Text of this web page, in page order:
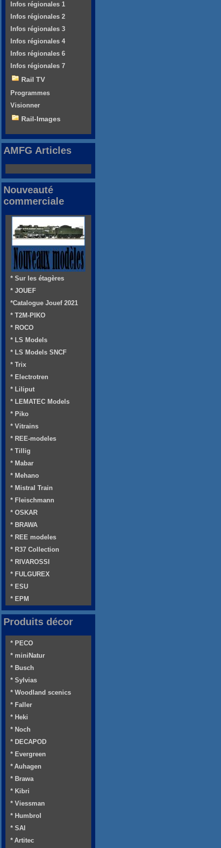
Infos régionales 1
Infos régionales 2
Infos régionales 3
Infos régionales 4
Infos régionales 6
Infos régionales 7
Rail TV
Programmes
Visionner
Rail-Images
AMFG Articles
Nouveauté
commerciale
* Sur les étagères
* JOUEF
*Catalogue Jouef 2021
* T2M-PIKO
* ROCO
* LS Models
* LS Models SNCF
* Trix
* Electrotren
* Liliput
* LEMATEC Models
* Piko
* Vitrains
* REE-modeles
* Tillig
* Mabar
* Mehano
* Mistral Train
* Fleischmann
* OSKAR
* BRAWA
* REE modeles
* R37 Collection
* RIVAROSSI
* FULGUREX
* ESU
* EPM
Produits décor
* PECO
* miniNatur
* Busch
* Sylvias
* Woodland scenics
* Faller
* Heki
* Noch
* DECAPOD
* Evergreen
* Auhagen
* Brawa
* Kibri
* Viessman
* Humbrol
* SAI
* Artitec